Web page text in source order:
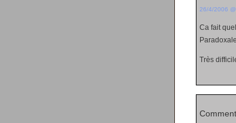
26/4/2006
Ca fait
Très